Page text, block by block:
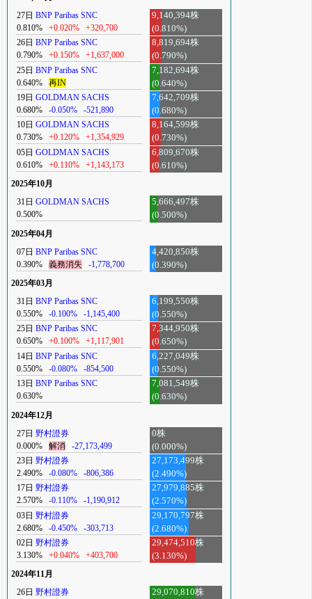
27日 BNP Paribas SNC
0.810%
+0.020% +320,700
9,140,394株
(0.810%)
26日 BNP Paribas SNC
0.790%
+0.150% +1,637,000
8,819,694株
(0.790%)
25日 BNP Paribas SNC
0.640%
再IN
7,182,694株
(0.640%)
19日 GOLDMAN SACHS
0.680%
-0.050% -521,890
7,642,709株
(0.680%)
10日 GOLDMAN SACHS
0.730%
+0.120% +1,354,929
8,164,599株
(0.730%)
05日 GOLDMAN SACHS
0.610%
+0.110% +1,143,173
6,809,670株
(0.610%)
2025年10月
31日 GOLDMAN SACHS
0.500%
5,666,497株
(0.500%)
2025年04月
07日 BNP Paribas SNC
0.390%
義務消失 -1,778,700
4,420,850株
(0.390%)
2025年03月
31日 BNP Paribas SNC
0.550%
-0.100% -1,145,400
6,199,550株
(0.550%)
25日 BNP Paribas SNC
0.650%
+0.100% +1,117,901
7,344,950株
(0.650%)
14日 BNP Paribas SNC
0.550%
-0.080% -854,500
6,227,049株
(0.550%)
13日 BNP Paribas SNC
0.630%
7,081,549株
(0.630%)
2024年12月
27日 野村證券
0.000%
解消 -27,173,499
0株
(0.000%)
23日 野村證券
2.490%
-0.080% -806,386
27,173,499株
(2.490%)
17日 野村證券
2.570%
-0.110% -1,190,912
27,979,885株
(2.570%)
03日 野村證券
2.680%
-0.450% -303,713
29,170,797株
(2.680%)
02日 野村證券
3.130%
+0.040% +403,700
29,474,510株
(3.130%)
2024年11月
26日 野村證券
29,070,810株